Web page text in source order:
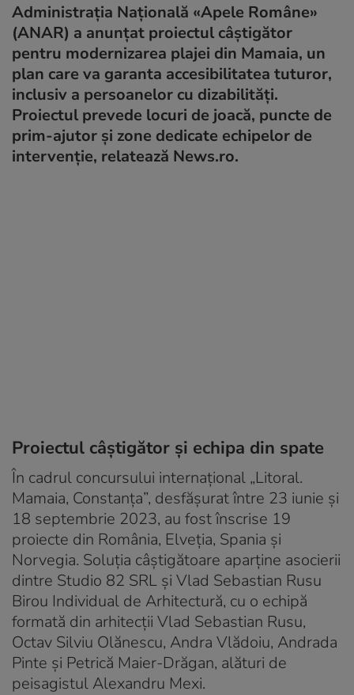
Administraţia Naţională «Apele Române»
(ANAR) a anunţat proiectul câştigător
pentru modernizarea plajei din Mamaia, un
plan care va garanta accesibilitatea tuturor,
inclusiv a persoanelor cu dizabilităţi.
Proiectul prevede locuri de joacă, puncte de
prim-ajutor şi zone dedicate echipelor de
intervenţie, relatează News.ro.
Proiectul câştigător şi echipa din spate
În cadrul concursului internaţional „Litoral.
Mamaia, Constanţa”, desfăşurat între 23 iunie şi
18 septembrie 2023, au fost înscrise 19
proiecte din România, Elveţia, Spania şi
Norvegia. Soluţia câştigătoare aparţine asocierii
dintre Studio 82 SRL şi Vlad Sebastian Rusu
Birou Individual de Arhitectură, cu o echipă
formată din arhitecţii Vlad Sebastian Rusu,
Octav Silviu Olănescu, Andra Vlădoiu, Andrada
Pinte şi Petrică Maier-Drăgan, alături de
peisagistul Alexandru Mexi.